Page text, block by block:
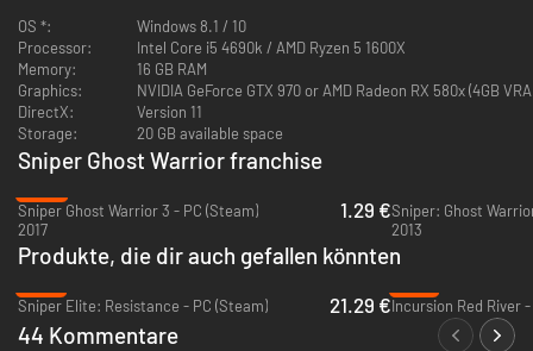
Ein Arsenal an neuen Gadgets
Nutze unter anderem Drohnen, ferngesteuerte Geschütztürme und
Gasgranaten. Beweise deine Stealth-Skills, schalte deine Feinde lautlos
aus und werde für einen strategischen Spielstil belohnt.
Stelle dich der brutalen Wildnis Sibiriens
Kämpfe in schneebedeckten Bergen, üppigen Wäldern und versteckten
OS *:
Windows 8.1 / 10
Processor:
Intel Core i5 4690k / AMD Ryzen 5 1600X
Memory:
16 GB RAM
Graphics:
NVIDIA GeForce GTX 970 or AMD Radeon RX 580x (4GB
DirectX:
Version 11
Storage:
20 GB available space
Sniper Ghost Warrior franchise
Sniper Ghost Warrior 3 - PC (Steam)
2017
1.29 €Sniper: Ghost
2013
Produkte, die dir auch gefallen könnten
Sniper Elite: Resistance - PC (Steam)
21.29 €Incursion Red River
44 Kommentare